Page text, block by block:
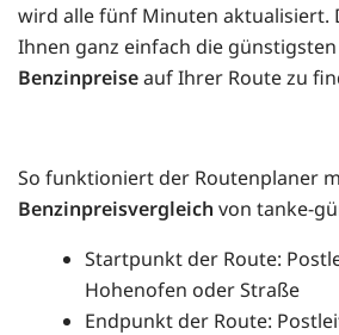
wird alle fünf Minuten aktualisiert.
Ihnen ganz einfach die günstigsten
Benzinpreiseauf Ihrer Route zu
So funktioniert der Routenplaner
Benzinpreisvergleich von tanke-
Startpunkt der Route:
Hohenofen oder Straße
Endpunkt der Route: